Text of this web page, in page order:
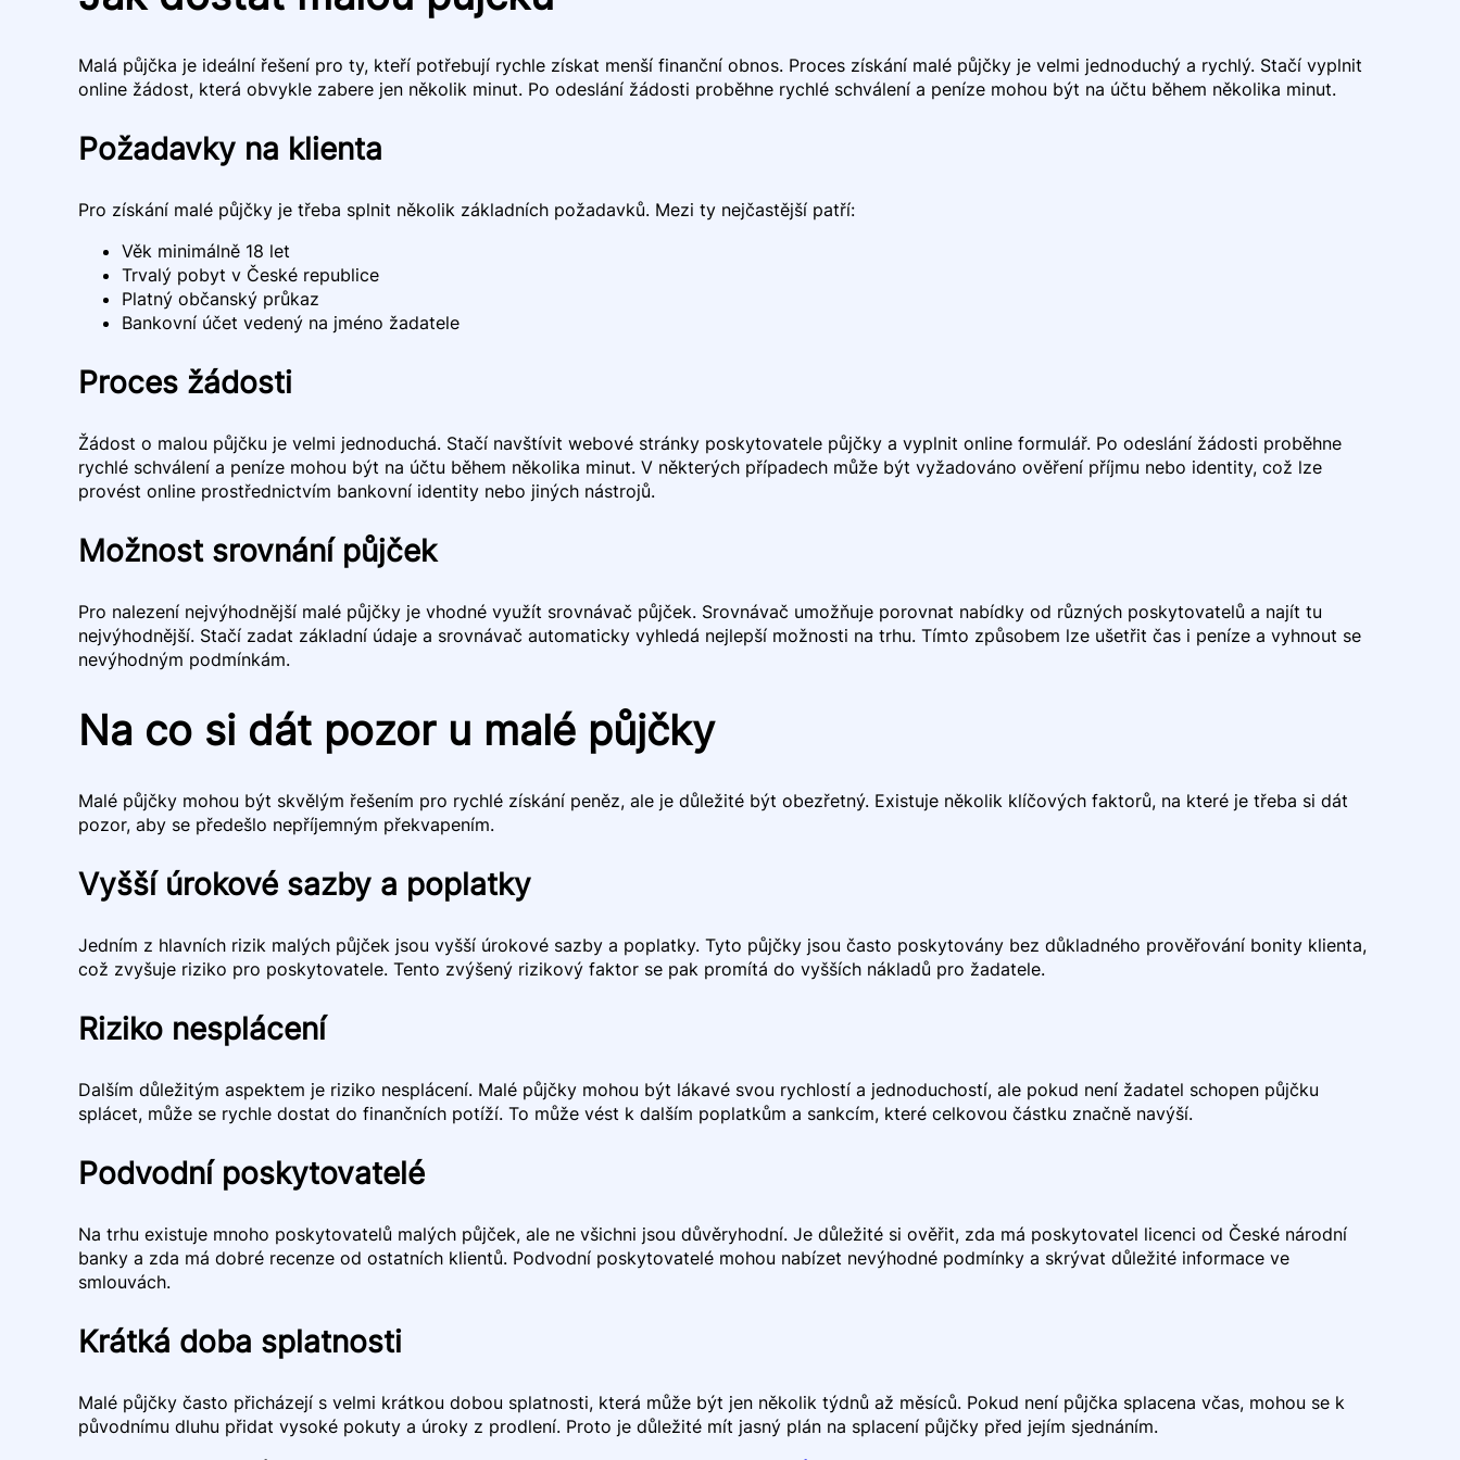
Malá půjčka je ideální řešení pro ty, kteří potřebují rychle získat menší finanční obnos. Proces získání malé půjčky je velmi jednoduchý a rychlý. Stačí vyplnit
online žádost, která obvykle zabere jen několik minut. Po odeslání žádosti proběhne rychlé schválení a peníze mohou být na účtu během několika minut.
Požadavky na klienta
Pro získání malé půjčky je třeba splnit několik základních požadavků. Mezi ty nejčastější patří:
Věk minimálně 18 let
Trvalý pobyt v České republice
Platný občanský průkaz
Bankovní účet vedený na jméno žadatele
Proces žádosti
Žádost o malou půjčku je velmi jednoduchá. Stačí navštívit webové stránky poskytovatele půjčky a vyplnit online formulář. Po odeslání žádosti proběhne
rychlé schválení a peníze mohou být na účtu během několika minut. V některých případech může být vyžadováno ověření příjmu nebo identity, což lze
provést online prostřednictvím bankovní identity nebo jiných nástrojů.
Možnost srovnání půjček
Pro nalezení nejvýhodnější malé půjčky je vhodné využít srovnávač půjček. Srovnávač umožňuje porovnat nabídky od různých poskytovatelů a najít tu
nejvýhodnější. Stačí zadat základní údaje a srovnávač automaticky vyhledá nejlepší možnosti na trhu. Tímto způsobem lze ušetřit čas i peníze a vyhnout se
nevýhodným podmínkám.
Na co si dát pozor u malé půjčky
Malé půjčky mohou být skvělým řešením pro rychlé získání peněz, ale je důležité být obezřetný. Existuje několik klíčových faktorů, na které je třeba si dát
pozor, aby se předešlo nepříjemným překvapením.
Vyšší úrokové sazby a poplatky
Jedním z hlavních rizik malých půjček jsou vyšší úrokové sazby a poplatky. Tyto půjčky jsou často poskytovány bez důkladného prověřování bonity klienta,
což zvyšuje riziko pro poskytovatele. Tento zvýšený rizikový faktor se pak promítá do vyšších nákladů pro žadatele.
Riziko nesplácení
Dalším důležitým aspektem je riziko nesplácení. Malé půjčky mohou být lákavé svou rychlostí a jednoduchostí, ale pokud není žadatel schopen půjčku
splácet, může se rychle dostat do finančních potíží. To může vést k dalším poplatkům a sankcím, které celkovou částku značně navýší.
Podvodní poskytovatelé
Na trhu existuje mnoho poskytovatelů malých půjček, ale ne všichni jsou důvěryhodní. Je důležité si ověřit, zda má poskytovatel licenci od České národní
banky a zda má dobré recenze od ostatních klientů. Podvodní poskytovatelé mohou nabízet nevýhodné podmínky a skrývat důležité informace ve
smlouvách.
Krátká doba splatnosti
Malé půjčky často přicházejí s velmi krátkou dobou splatnosti, která může být jen několik týdnů až měsíců. Pokud není půjčka splacena včas, mohou se k
původnímu dluhu přidat vysoké pokuty a úroky z prodlení. Proto je důležité mít jasný plán na splacení půjčky před jejím sjednáním.